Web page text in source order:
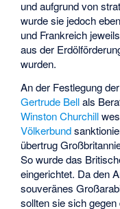
und aufgrund von
wurde sie jedoch
und Frankreich
aus der
wurden.
An der Festlegung
Gertrude Bellals
Winston Churchill
Völkerbund
übertrug
So wurde das
eingerichtet. Da den
souveränes
sollten sie sich